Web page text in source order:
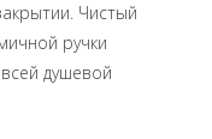
Чистый
ручки
душевой